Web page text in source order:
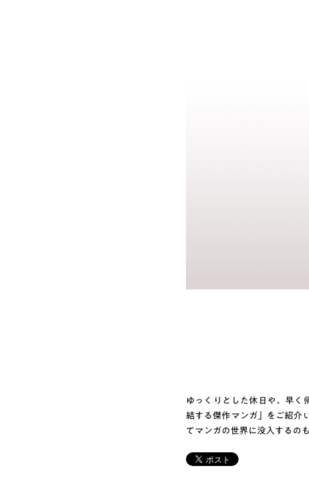
ゆっくりとした休日や、早く
結する傑作マンガ」をご紹介
てマンガの世界に没入するの